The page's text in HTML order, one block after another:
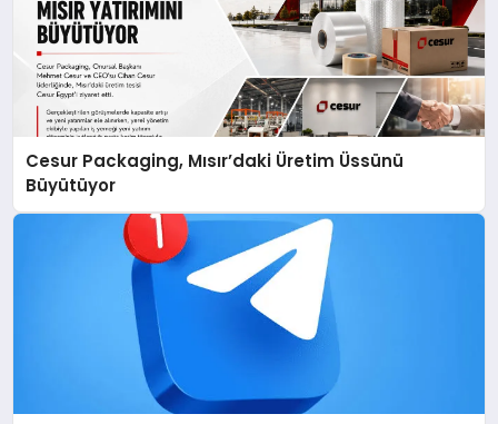
Cesur Packaging, Mısır’daki Üretim Üssünü
Büyütüyor